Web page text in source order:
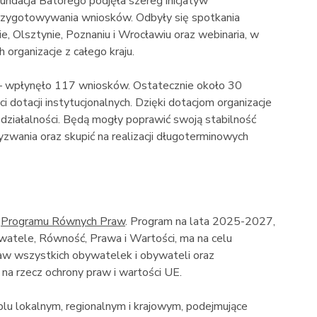
wniosków. Odbyły się spotkania
Olsztynie, Poznaniu i Wrocławiu oraz webinaria, w
z całego kraju.
117 wniosków. Ostatecznie około 30
instytucjonalnych. Dzięki dotacjom organizacje
Będą mogły poprawić swoją stabilność
oraz skupić na realizacji długoterminowych
Programu Równych Praw. Program na lata 2025-2027,
Równość, Prawa i Wartości, ma na celu
wszystkich obywatelek i obywateli oraz
rzecz ochrony praw i wartości UE.
lokalnym, regionalnym i krajowym, podejmujące